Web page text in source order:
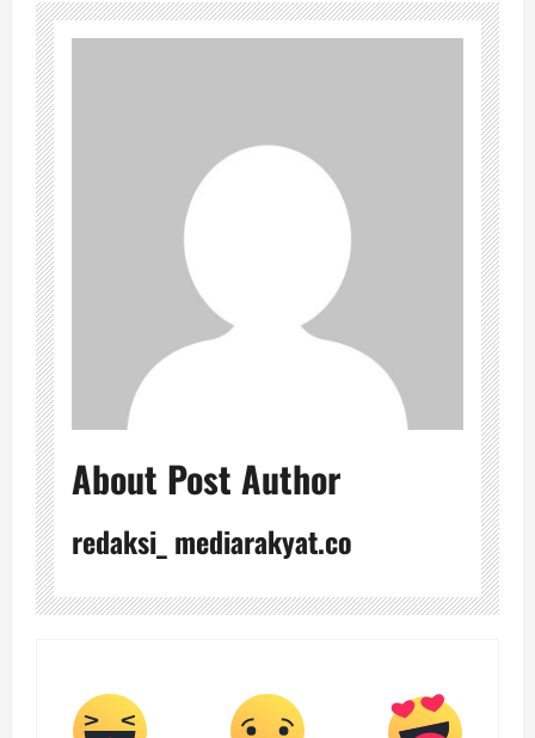
About Post Author
redaksi_ mediarakyat.co